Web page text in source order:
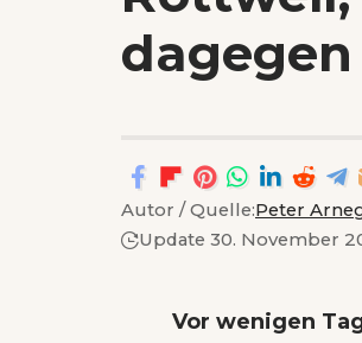
dagegen
Autor / Quelle:Peter
Update 30. November
Vor wenigen